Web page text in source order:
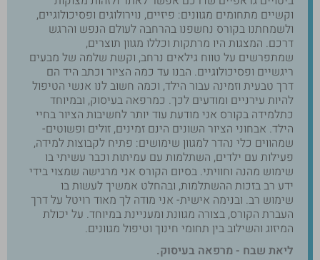
וקשיים מתחומים מגוונים: פיזיים, נוירולוגים ופסיכולוגיים,
ולשמחתנו בקורס נחשפנו בהרחבה לעולם הנפש והרגש
דרכם. המצגות היו מרתקות וכללו מגוון תוצרים,
שמתפרשים על טווח גילאים נרחב, וקשת שלמה של מבעים
ריגשיים ופסיכולוגיים. הבנו עד כמה הציור וכתב היד הם
דרך טבעית וזמינה עבור הילד, וכמה חשוב לנו אנשי הטיפול
להיות עירניים ומודעים לכך. כמרפאה בעיסוק, ובמיוחד
כתלמידה בקורס אני מודעת עוד יותר לחשיבות הציור בחיי
הילד. אבחוני הציור השונים הינם זמינים, זולים ופשוטים-
שמהווים כלי נהדר למגוון שימושים: פתיח לקבוצות למידה,
פעילות עם ילדים, השתלמות עם עמיתות וכבר עשיתי בו
שימוש מהנה וחוויתי. בסיום הקורס אני מרגישה שמצוי בידי
ידע רב בזכות ההשתלמות, ובהחלט אמשיך לעשות בו
שימוש רב. ובנימה אישית- אני מודה לך מאוד רויטל על דרך
העברת הקורס, בצורה מגוונת ומעניינת במיוחד. על יכולת
המיזוג והשילוב בין תחומי חינוך וטיפול מגוונים.
ליאת שבח - מרפאה בעיסוק.